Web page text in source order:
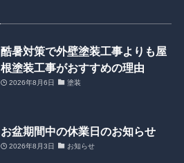
酷暑対策で外壁塗装工事よりも屋
根塗装工事がおすすめの理由
2026年8月6日 塗装
お盆期間中の休業日のお知らせ
2026年8月3日 お知らせ